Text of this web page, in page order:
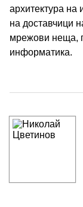
архитектура на
на доставчици
мрежови неща,
информатика.